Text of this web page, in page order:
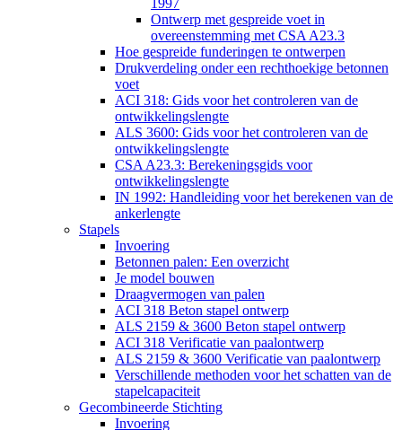
1997
Ontwerp met gespreide voet in
overeenstemming met CSA A23.3
Hoe gespreide funderingen te ontwerpen
Drukverdeling onder een rechthoekige betonnen
voet
ACI 318: Gids voor het controleren van de
ontwikkelingslengte
ALS 3600: Gids voor het controleren van de
ontwikkelingslengte
CSA A23.3: Berekeningsgids voor
ontwikkelingslengte
IN 1992: Handleiding voor het berekenen van de
ankerlengte
Stapels
Invoering
Betonnen palen: Een overzicht
Je model bouwen
Draagvermogen van palen
ACI 318 Beton stapel ontwerp
ALS 2159 & 3600 Beton stapel ontwerp
ACI 318 Verificatie van paalontwerp
ALS 2159 & 3600 Verificatie van paalontwerp
Verschillende methoden voor het schatten van de
stapelcapaciteit
Gecombineerde Stichting
Invoering